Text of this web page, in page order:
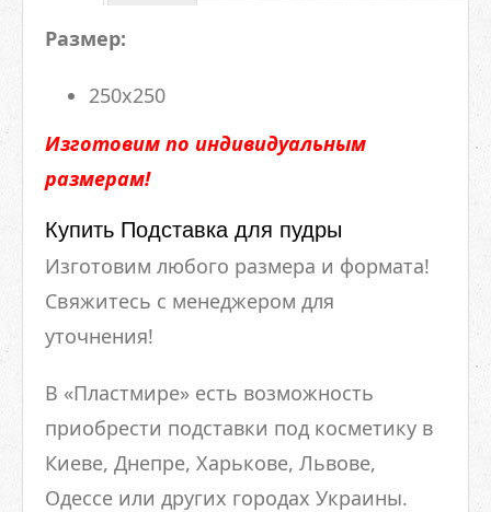
Размер:
250х250
Изготовим по индивидуальным
размерам!
Купить Подставка для пудры
Изготовим любого размера и формата!
Свяжитесь с менеджером для
уточнения!
В «Пластмире» есть возможность
приобрести подставки под косметику в
Киеве, Днепре, Харькове, Львове,
Одессе или других городах Украины.